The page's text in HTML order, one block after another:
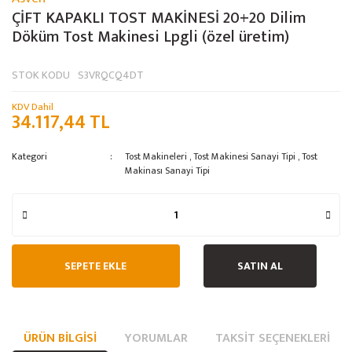
ÇİFT KAPAKLI TOST MAKİNESİ 20+20 Dilim
Döküm Tost Makinesi Lpgli (özel üretim)
STOK KODU S3VRQCQ4DT
KDV Dahil
34.117,44 TL
Kategori Tost Makineleri ,Tost Makinesi Sanayi Tipi ,Tost
Makinası Sanayi Tipi
SEPETE EKLE SATIN AL
ÜRÜN BILGISI YORUMLAR TAKSIT SEÇENEKLERI